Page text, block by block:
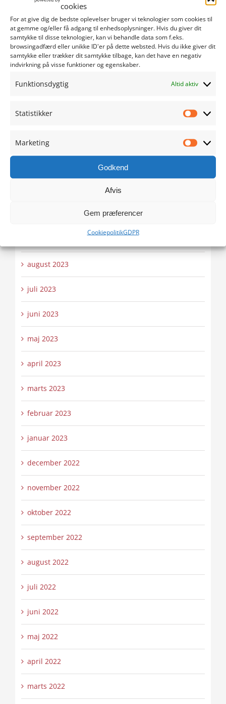
cookies
For at give dig de bedste oplevelser bruger vi teknologier som cookies til
at gemme og/eller få adgang til enhedsoplysninger. Hvis du giver dit
samtykke til disse teknologier, kan vi behandle data som f.eks.
browsingadfærd eller unikke ID'er på dette websted. Hvis du ikke giver dit
samtykke eller trækker dit samtykke tilbage, kan det have en negativ
indvirkning på visse funktioner og egenskaber.
Funktionsdygtig Altid aktiv
Statistikker
Marketing
Godkend
Afvis
Gem præferencer
CookiepolitikGDPR
juni 2024
maj 2024
april 2024
marts 2024
februar 2024
januar 2024
august 2023
juli 2023
juni 2023
maj 2023
april 2023
marts 2023
februar 2023
januar 2023
december 2022
november 2022
oktober 2022
september 2022
august 2022
juli 2022
juni 2022
maj 2022
april 2022
marts 2022